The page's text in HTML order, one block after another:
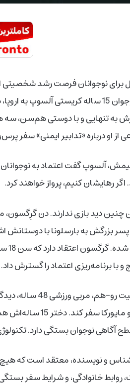
برای نوجوانان فرصت رشد شخصیتی
جنجال سفر نوجوان 15 ساله کریستی
به ‌تنهایی و با دوستی هم‌سن،
او درباره «تدابیر ایمنی» سفر
آلسوپ گفت اعتماد به
رهایشان کنیم، پرواز خواهند کرد.
پسر بزرگش به بارسلونا با
و با برنامه‌ریزی اعتماد را گسترش داد.
نیوکوی، ایبیزا
آگاهی نوجوان بستگی دارد.
و نویسنده، معتقد است که
خانوادگی، و شرایط سفر بستگی